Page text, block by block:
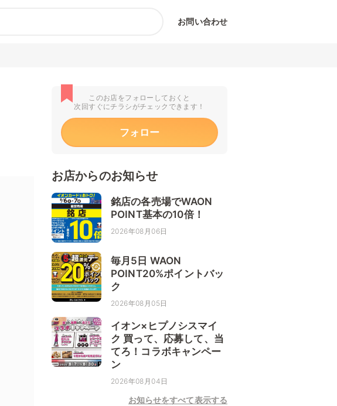
お問い合わせ
このお店をフォローしておくと
次回すぐにチラシがチェックできます！
フォロー
お店からのお知らせ
銘店の各売場でWAON
POINT基本の10倍！
2026年08月06日
毎月5日 WAON
POINT20%ポイントバッ
ク
2026年08月05日
イオン×ヒプノシスマイ
ク 買って、応募して、当
てろ！コラボキャンペー
ン
2026年08月04日
お知らせをすべて表示する